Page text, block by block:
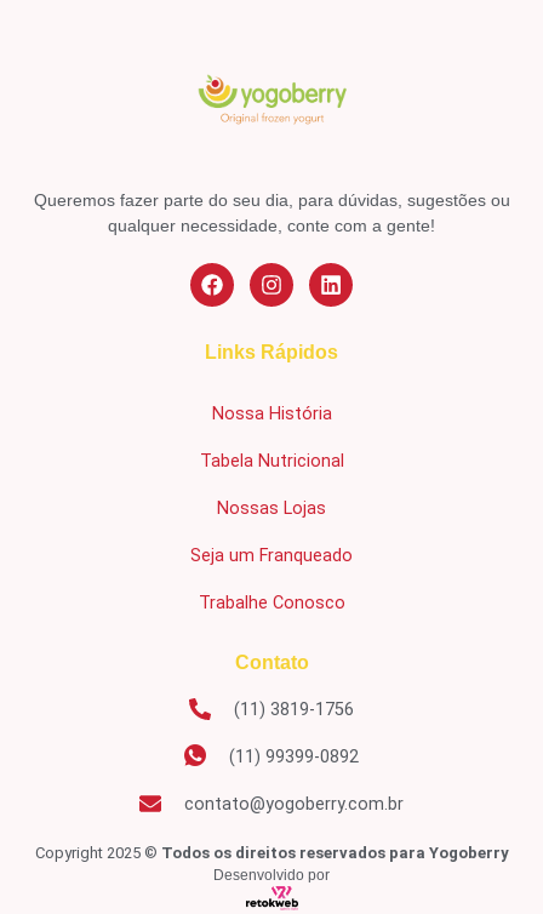
Queremos fazer parte do seu dia, para dúvidas, sugestões ou
qualquer necessidade, conte com a gente!
Links Rápidos
Nossa História
Tabela Nutricional
Nossas Lojas
Seja um Franqueado
Trabalhe Conosco
Contato
(11) 3819-1756
(11) 99399-0892
contato@yogoberry.com.br
Copyright 2025 © Todos os direitos reservados para Yogoberry
Desenvolvido por